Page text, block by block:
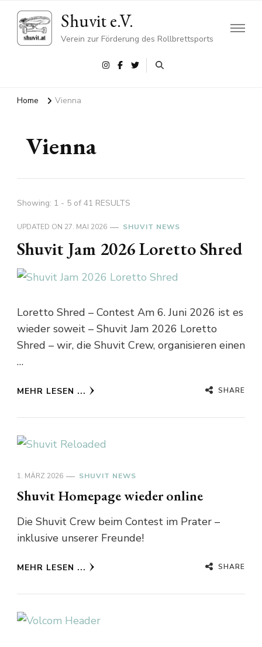
Shuvit e.V.
Verein zur Förderung des Rollbrettsports
Home Vienna
Vienna
Showing: 1 - 5 of 41 RESULTS
UPDATED ON 27. MAI 2026 SHUVIT NEWS
Shuvit Jam 2026 Loretto Shred
Loretto Shred – Contest Am 6. Juni 2026 ist es
wieder soweit – Shuvit Jam 2026 Loretto
Shred – wir, die Shuvit Crew, organisieren einen
…
MEHR LESEN ... SHARE
1. MÄRZ 2026 SHUVIT NEWS
Shuvit Homepage wieder online
Die Shuvit Crew beim Contest im Prater –
inklusive unserer Freunde!
MEHR LESEN ... SHARE